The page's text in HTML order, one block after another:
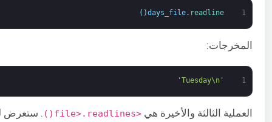
1
days_file. readline
(
)
المخرجات:
1
'Tuesday\n'
العملية الثالثة والأخيرة هي <file>.readlines()
. ستعرض